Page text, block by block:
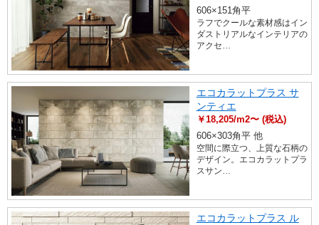
606×151角平
ラフでクールな素材感はイン
ダストリアルなインテリアの
アクセ…
エコカラットプラス サ
ンティエ
￥18,205/m2〜 (税込)
606×303角平 他
空間に際立つ、上質な石柄の
デザイン。エコカラットプラ
スサン…
エコカラットプラス ル